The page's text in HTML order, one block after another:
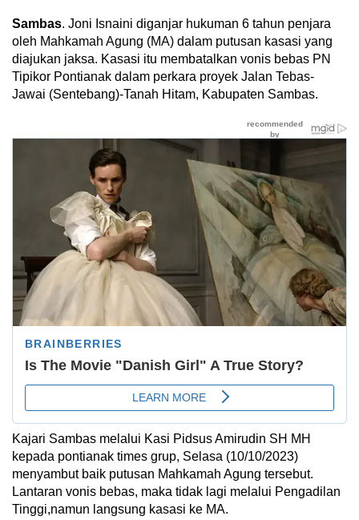
Sambas. Joni Isnaini diganjar hukuman 6 tahun penjara
oleh Mahkamah Agung (MA) dalam putusan kasasi yang
diajukan jaksa. Kasasi itu membatalkan vonis bebas PN
Tipikor Pontianak dalam perkara proyek Jalan Tebas-
Jawai (Sentebang)-Tanah Hitam, Kabupaten Sambas.
Kajari Sambas melalui Kasi Pidsus Amirudin SH MH
kepada pontianak times grup, Selasa (10/10/2023)
menyambut baik putusan Mahkamah Agung tersebut.
Lantaran vonis bebas, maka tidak lagi melalui Pengadilan
Tinggi,namun langsung kasasi ke MA.